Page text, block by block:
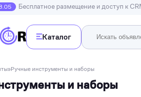
Бесплатное размещение и доступ к
Каталог
»Ручные инструменты и наборы
и наборы